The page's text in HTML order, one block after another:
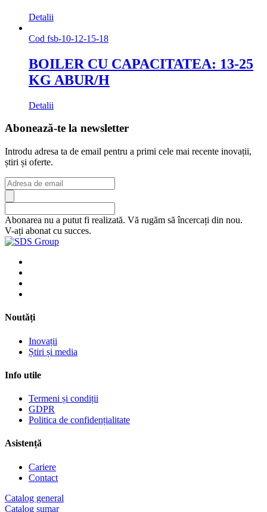
Detalii
Cod fsb-10-12-15-18
BOILER CU CAPACITATEA: 13-25
KG ABUR/H
Detalii
Abonează-te la newsletter
Introdu adresa ta de email pentru a primi cele mai recente inovații,
știri și oferte.
Abonarea nu a putut fi realizată. Vă rugăm să încercați din nou.
V-ați abonat cu succes.
Noutăți
Inovații
Știri și media
Info utile
Termeni și condiții
GDPR
Politica de confidențialitate
Asistență
Cariere
Contact
Catalog general
Catalog sumar